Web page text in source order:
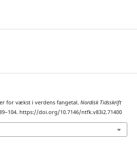
for vækst i verdens fangetal. Nordisk Tidsskrift
https://doi.org/10.7146/ntfk.v83i2.71400